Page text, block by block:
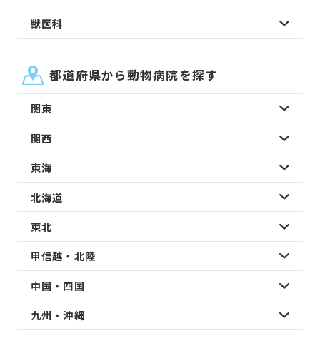
獣医科
都道府県から動物病院を探す
関東
関西
東海
北海道
東北
甲信越・北陸
中国・四国
九州・沖縄